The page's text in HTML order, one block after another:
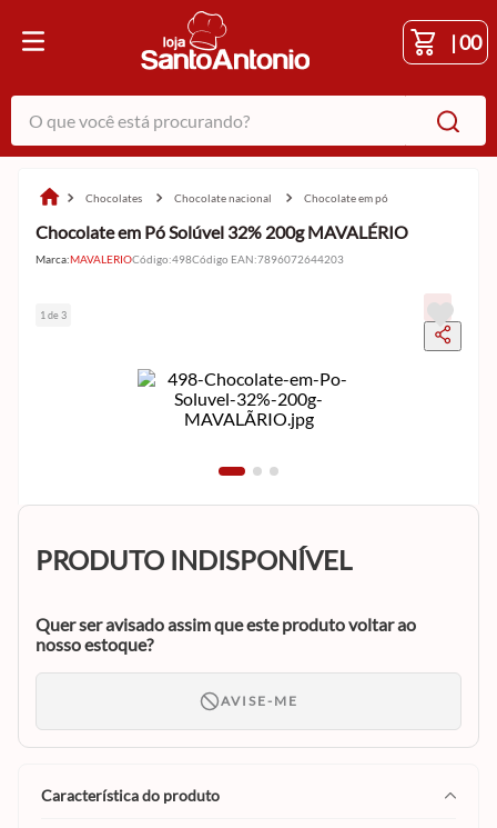
|00
O que você está procurando?
chocolates chocolate nacional chocolate em pó
Chocolate em Pó Solúvel 32% 200g MAVALÉRIO
Marca:MAVALERIOCódigo:498Código EAN:7896072644203
1 de 3
PRODUTO INDISPONÍVEL
Quer ser avisado assim que este produto voltar ao
nosso estoque?
AVISE-ME
característica do produto